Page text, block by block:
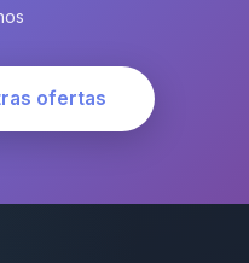
ofertas